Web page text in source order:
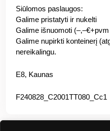
Siūlomos paslaugos:
Galime pristatyti ir nukelti
Galime išnuomoti
Galime nupirkti konteinerį
nereikalingu.
E8, Kaunas
F240828_C2001TT080_Cc1